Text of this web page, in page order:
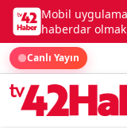
Mobil
haberdar
Canlı Yayın